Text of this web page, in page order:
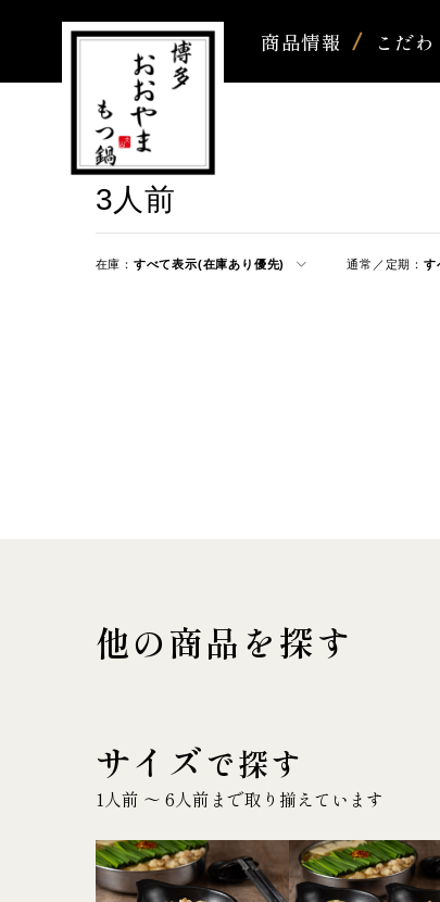
商品情報 こだわ
3人前
在庫： すべて表示(在庫あり優先) 通常／定期： す
他の商品を探す
サイズで探す
1人前 〜 6人前まで取り揃えています